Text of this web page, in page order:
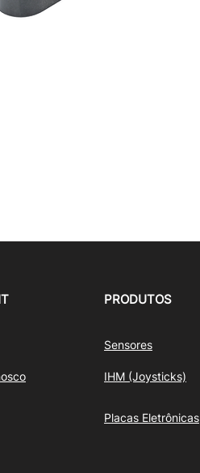
PRODUTOS
Sensores
IHM (Joysticks)
Placas Eletrônicas